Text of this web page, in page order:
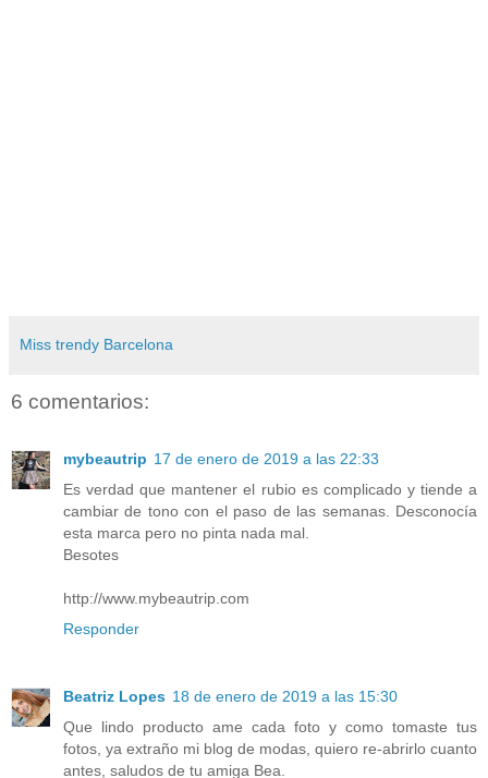
Miss trendy Barcelona
6 comentarios:
mybeautrip 17 de enero de 2019 a las 22:33
Es verdad que mantener el rubio es complicado y tiende a
cambiar de tono con el paso de las semanas. Desconocía
esta marca pero no pinta nada mal.
Besotes
http://www.mybeautrip.com
Responder
Beatriz Lopes 18 de enero de 2019 a las 15:30
Que lindo producto ame cada foto y como tomaste tus
fotos, ya extraño mi blog de modas, quiero re-abrirlo cuanto
antes, saludos de tu amiga Bea.